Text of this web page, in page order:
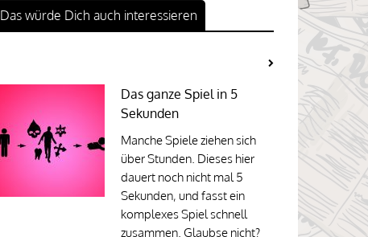
Das würde Dich auch interessieren
Das ganze Spiel in 5
Sekunden
Manche Spiele ziehen sich
über Stunden. Dieses hier
dauert noch nicht mal 5
Sekunden, und fasst ein
komplexes Spiel schnell
zusammen. Glaubse nicht?